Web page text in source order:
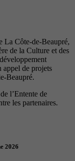
La Côte-de-Beaupré,
de la Culture et des
appel de projets
Beaupré.
l’Entente de
les partenaires.
2026